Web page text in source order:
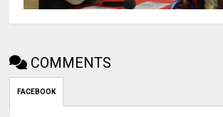
COMMENTS
FACEBOOK